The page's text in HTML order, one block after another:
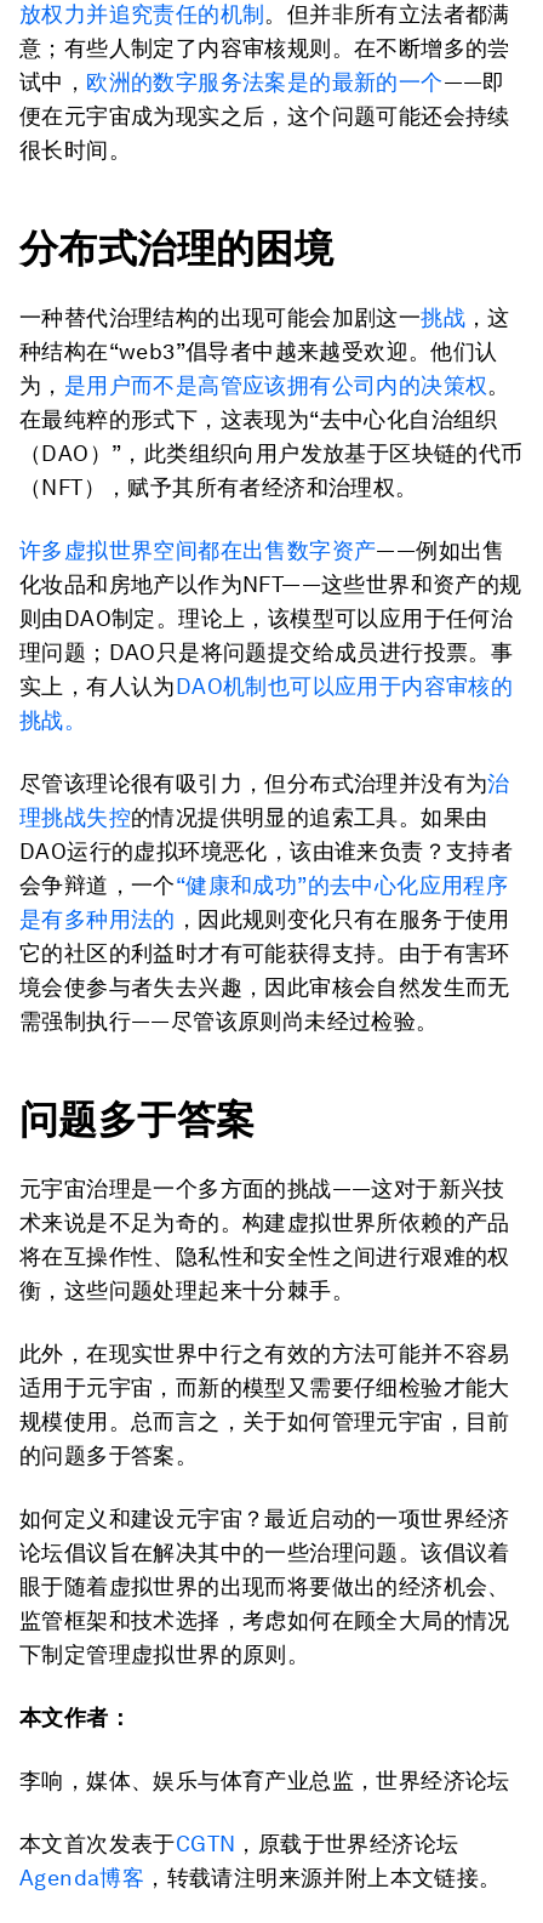
放权力并追究责任的机制 。但并非所有立法者都满
意；有些人制定了内容审核规则。在不断增多的尝
试中， 欧洲的数字服务法案是的最新的一个——即
便在元宇宙成为现实之后，这个问题可能还会持续
很长时间。
分布式治理的困境
一种替代治理结构的出现可能会加剧这一挑战 ，这
种结构在“web3”倡导者中越来越受欢迎。他们认
为， 是用户而不是高管应该拥有公司内的决策权。
在最纯粹的形式下，这表现为“去中心化自治组织
（DAO）”，此类组织向用户发放基于区块链的代币
（NFT），赋予其所有者经济和治理权。
许多虚拟世界空间都在出售数字资产——例如出售
化妆品和房地产以作为NFT——这些世界和资产的规
则由DAO制定。理论上，该模型可以应用于任何治
理问题；DAO只是将问题提交给成员进行投票。事
实上，有人认为DAO机制也可以应用于内容审核的
挑战。
尽管该理论很有吸引力，但分布式治理并没有为治
理挑战失控的情况提供明显的追索工具。如果由
DAO运行的虚拟环境恶化，该由谁来负责？支持者
会争辩道，一个“健康和成功”的去中心化应用程序
是有多种用法的 ，因此规则变化只有在服务于使用
它的社区的利益时才有可能获得支持。由于有害环
境会使参与者失去兴趣，因此审核会自然发生而无
需强制执行——尽管该原则尚未经过检验。
问题多于答案
元宇宙治理是一个多方面的挑战——这对于新兴技
术来说是不足为奇的。构建虚拟世界所依赖的产品
将在互操作性、隐私性和安全性之间进行艰难的权
衡，这些问题处理起来十分棘手。
此外，在现实世界中行之有效的方法可能并不容易
适用于元宇宙，而新的模型又需要仔细检验才能大
规模使用。总而言之，关于如何管理元宇宙，目前
的问题多于答案。
如何定义和建设元宇宙？最近启动的一项世界经济
论坛倡议旨在解决其中的一些治理问题。该倡议着
眼于随着虚拟世界的出现而将要做出的经济机会、
监管框架和技术选择，考虑如何在顾全大局的情况
下制定管理虚拟世界的原则。
本文作者：
李响，媒体、娱乐与体育产业总监，世界经济论坛
本文首次发表于CGTN ，原载于世界经济论坛
Agenda博客 ，转载请注明来源并附上本文链接。